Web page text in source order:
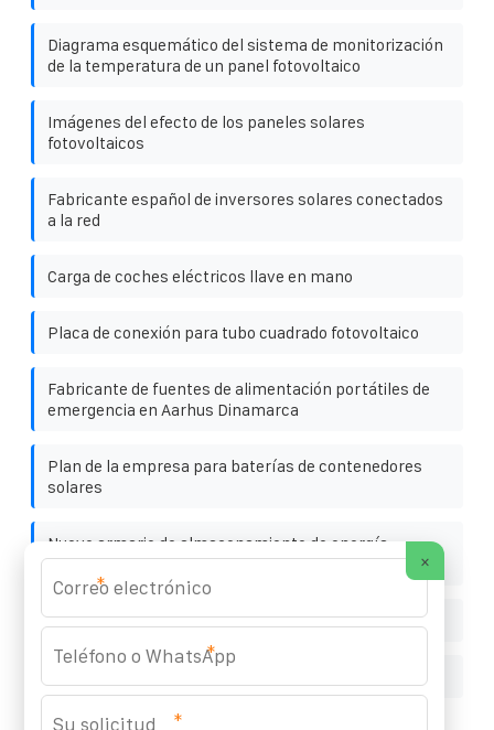
Diagrama esquemático del sistema de monitorización
de la temperatura de un panel fotovoltaico
Imágenes del efecto de los paneles solares
fotovoltaicos
Fabricante español de inversores solares conectados
a la red
Carga de coches eléctricos llave en mano
Placa de conexión para tubo cuadrado fotovoltaico
Fabricante de fuentes de alimentación portátiles de
emergencia en Aarhus Dinamarca
Plan de la empresa para baterías de contenedores
solares
Nuevo armario de almacenamiento de energía
inclinado
Marca de turbinas eólicas
×
*
*
*